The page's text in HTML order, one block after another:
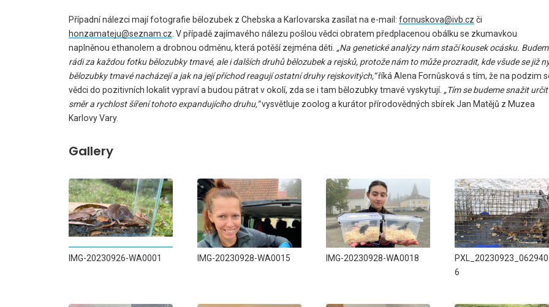
Případní nálezci mají fotografie bělozubek z Chebska a Karlovarska zasílat na e-mail: fornuskova@ivb.cz či
honzamateju@seznam.cz . V případě zajímavého nálezu pošlou vědci obratem předplacenou obálku se zkumavkou
naplněnou ethanolem a drobnou odměnu, která potěší zejména děti. „Na genetické analýzy nám stačí kousek ocásku.
rádi za každou fotku bělozubky tmavé, ale i dalších druhů bělozubek a rejsků, protože nám to může prozradit, kde všude se již
bělozubky tmavé nacházejí a jak na její příchod reagují ostatní druhy rejskovitých,“říká Alena Fornůsková s tím, že na podzim
vědci do pozitivních lokalit vypraví a budou pátrat v okolí, zda se i tam bělozubky tmavé vyskytují. „Tím se budeme snažit určit
směr a rychlost šíření tohoto expandujícího druhu,“vysvětluje zoolog a kurátor přírodovědných sbírek Jan Matějů z Muzea
Karlovy Vary.
Gallery
IMG-20230926-WA0001 IMG-20230928-WA0015 IMG-20230928-WA0018
6